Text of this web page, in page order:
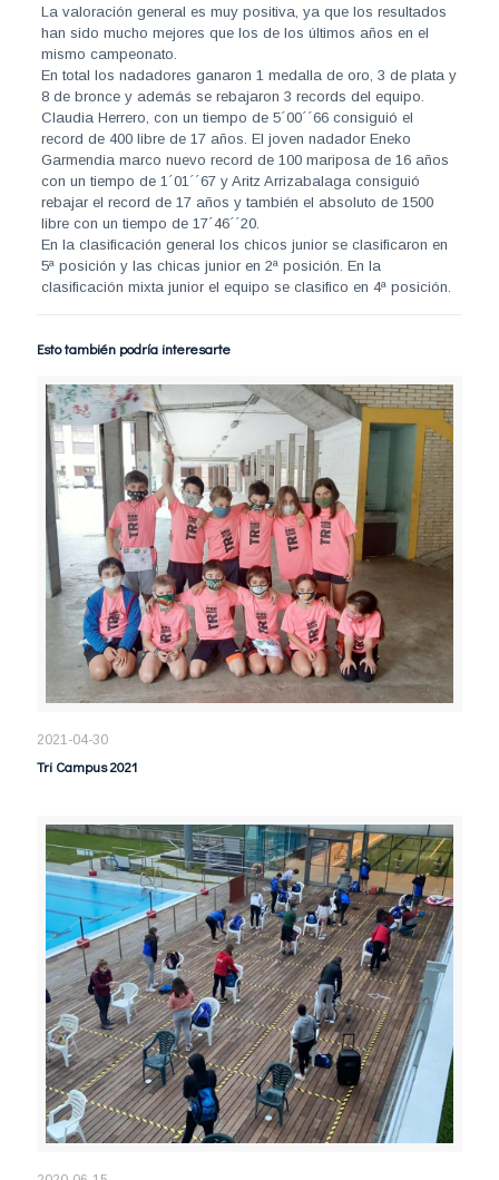
La valoración general es muy positiva, ya que los resultados
han sido mucho mejores que los de los últimos años en el
mismo campeonato.
En total los nadadores ganaron 1 medalla de oro, 3 de plata y
8 de bronce y además se rebajaron 3 records del equipo.
Claudia Herrero, con un tiempo de 5´00´´66 consiguió el
record de 400 libre de 17 años. El joven nadador Eneko
Garmendia marco nuevo record de 100 mariposa de 16 años
con un tiempo de 1´01´´67 y Aritz Arrizabalaga consiguió
rebajar el record de 17 años y también el absoluto de 1500
libre con un tiempo de 17´46´´20.
En la clasificación general los chicos junior se clasificaron en
5ª posición y las chicas junior en 2ª posición. En la
clasificación mixta junior el equipo se clasifico en 4ª posición.
Esto también podría interesarte
2021-04-30
Tri Campus 2021